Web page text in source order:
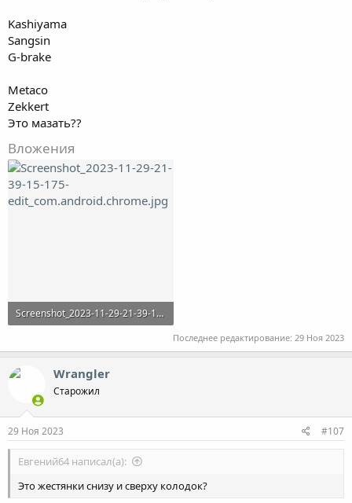
Kashiyama
Sangsin
G-brake
Metaco
Zekkert
Это мазать??
Вложения
Screenshot_2023-11-29-21-39-15-175-edit_com.android.chrome.jpg
Последнее редактирование: 29 Ноя 2023
Wrangler
Старожил
29 Ноя 2023 #107
Евгений64 написал(а):
Это жестянки снизу и сверху колодок?